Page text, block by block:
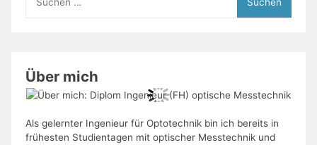
nach:
Über mich
Als gelernter Ingenieur für Optotechnik bin ich bereits in
frühesten Studientagen mit optischer Messtechnik und